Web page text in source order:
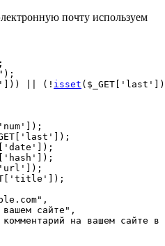
почту используем
;
) ;
) ) ( ! isset ( $_GET 'last'
)
'num' ) ;
'last' ) ;
'date' ) ;
'hash' ) ;
'url' ) ;
'title' ) ;
,
сайте" ,
на вашем сайте в